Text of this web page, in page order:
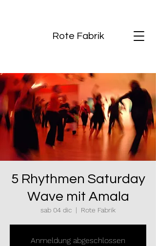
Rote Fabrik
5 Rhythmen Saturday
Wave mit Amala
sab 04 dic
  |
Rote Fabrik
Anmeldung abgeschlossen